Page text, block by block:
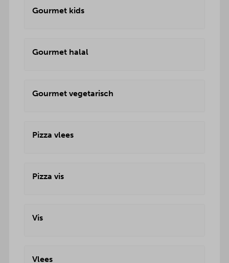
Gourmet kids
Gourmet halal
Gourmet vegetarisch
Pizza vlees
Pizza vis
Vis
Vlees